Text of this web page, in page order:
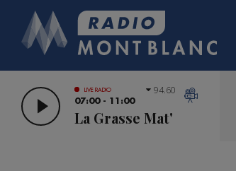
LIVE RADIO
07:00 - 11:00
La Grasse Mat'
94.60